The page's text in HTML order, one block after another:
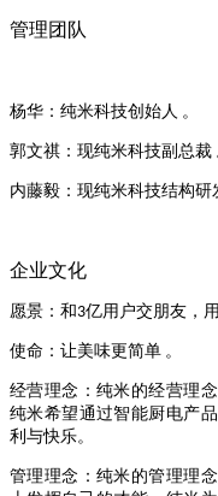
管理团队
杨华：纯米科技创始人 。
郭文祺：现纯米科技副总裁
内藤毅：现纯米科技结构研
企业文化
愿景：和 3亿用户交朋友，
使命：让美味更简单 。
经营理念：纯米的经营理
纯米希望通过智能厨电产
利与快乐。
管理理念：纯米的管理理